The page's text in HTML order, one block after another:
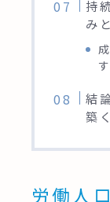
持
み
結
築く
労働人